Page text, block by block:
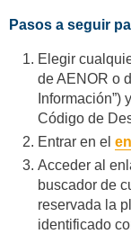
Pasos a seguir
Elegir
de AENOR o
Código de
Entrar en el
Acceder al
buscador de
reservada la
identificado